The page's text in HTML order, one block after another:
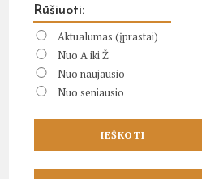
Rūšiuoti:
Aktualumas (įprastai)
Nuo A iki Ž
Nuo naujausio
Nuo seniausio